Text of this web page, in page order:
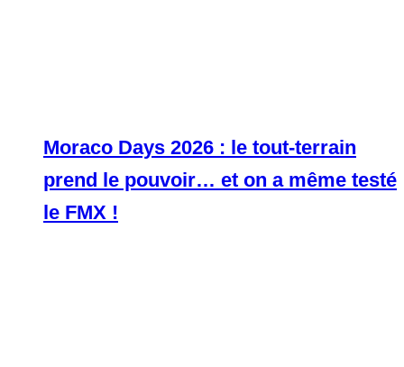
Moraco Days 2026 : le tout-terrain
prend le pouvoir… et on a même testé
le FMX !